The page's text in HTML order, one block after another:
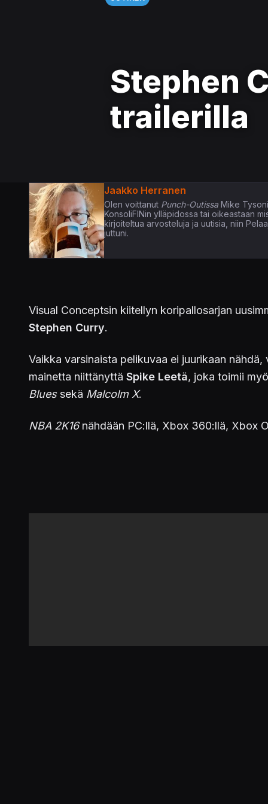
Stephen
trailerilla
Jaakko Herranen
Olen voittanut Punch-Outissa Mike
KonsoliFINin ylläpidossa tai oikeastaan
kirjoiteltua arvosteluja ja uutisia, niin
juttuni.
Visual Conceptsin kiitellyn koripallosarjan
Stephen Curry.
Vaikka varsinaista pelikuvaa ei juurikaan
mainetta niittänyttä Spike Leetä, joka toimii
Bluessekä Malcolm X.
NBA 2K16nähdään PC:llä, Xbox 360:llä, Xbox